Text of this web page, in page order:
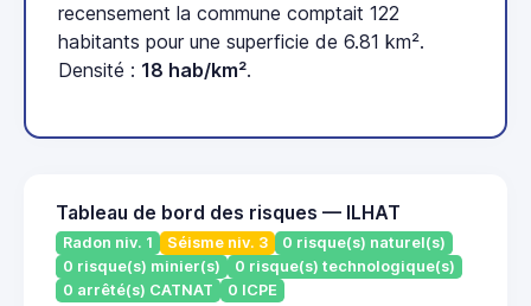
recensement la commune comptait 122
habitants pour une superficie de 6.81 km².
Densité : 18 hab/km².
Tableau de bord des risques — ILHAT
Radon niv. 1 Séisme niv. 3
0 risque(s) naturel(s)
0 risque(s) minier(s)
0 risque(s) technologique(s)
0 arrêté(s) CATNAT
0 ICPE